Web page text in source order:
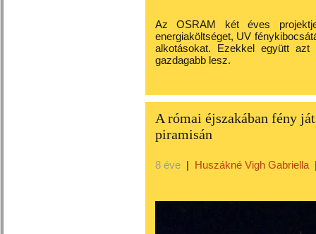
Az OSRAM két éves
energiaköltséget, UV
alkotásokat. Ezekkel együtt
gazdagabb lesz.
A római éjszakában fény
piramisán
8 éve | Huszákné Vigh Gabriella